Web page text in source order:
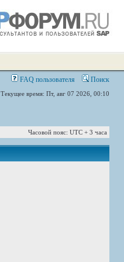
FAQ пользователя Поиск
Текущее время: Пт, авг 07 2026, 00:10
Часовой пояс: UTC + 3 часа